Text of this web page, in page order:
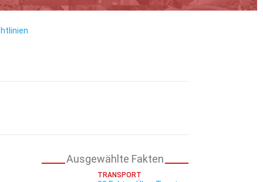
Ausgewählte Fakten
TRANSPORT